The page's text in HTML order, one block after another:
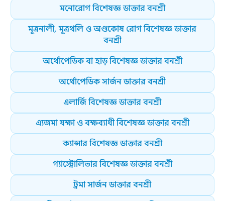
মনোরোগ বিশেষজ্ঞ ডাক্তার বনশ্রী
মূত্রনালী, মূত্রথলি ও অণ্ডকোষ রোগ বিশেষজ্ঞ ডাক্তার
বনশ্রী
অর্থোপেডিক বা হাড় বিশেষজ্ঞ ডাক্তার বনশ্রী
অর্থোপেডিক সার্জন ডাক্তার বনশ্রী
এলার্জি বিশেষজ্ঞ ডাক্তার বনশ্রী
এ্যজমা যক্ষা ও বক্ষব্যাধী বিশেষজ্ঞ ডাক্তার বনশ্রী
ক্যান্সার বিশেষজ্ঞ ডাক্তার বনশ্রী
গ্যাস্ট্রোলিভার বিশেষজ্ঞ ডাক্তার বনশ্রী
ট্রমা সার্জন ডাক্তার বনশ্রী